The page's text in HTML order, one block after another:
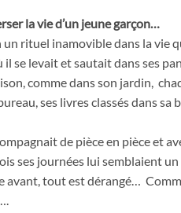
la vie d’un jeune garçon…
rituel inamovible dans la vie
se levait et sautait dans ses
comme dans son jardin,
ses livres classés dans
de pièce en pièce et
ses journées lui semblaient
avant, tout est dérangé…